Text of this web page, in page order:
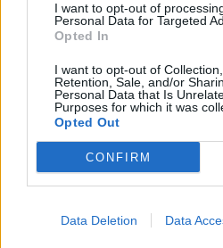
I want to opt-out of
Personal Data for Targeted
Opted In
I want to opt-out of Collection,
Retention, Sale, and/or
Personal Data that Is
Purposes for which it was
Opted Out
CONFIRM
Data Deletion Data
5